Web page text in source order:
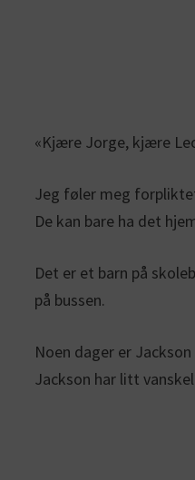
«Kjære Jorge, kjære
Jeg føler meg
De kan bare ha det
Det er et barn på
på bussen.
Noen dager er
Jackson har litt